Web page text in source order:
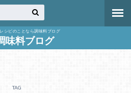
シピのことなら調味料ブログ
味料ブログ
TAG